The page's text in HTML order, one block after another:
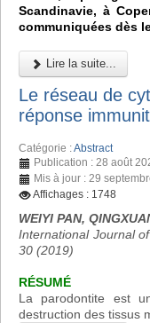
Scandinavie, à
communiquées dès
Lire la suite...
Le réseau de
réponse
Catégorie :Abstract
Publication : 28 août
Mis à jour : 29
Affichages : 1748
WEIYI PAN,
International Journal
30 (2019)
RÉSUMÉ
La parodontite est
destruction des tissus